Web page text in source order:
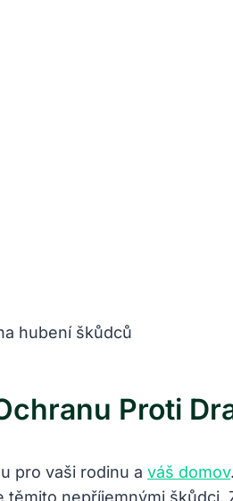
hubení škůdců
Proti
pro vaši rodinu a váš domov
nepříjemnými